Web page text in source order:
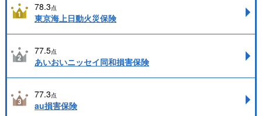
78.3点
東京海上日動火災保険
77.5点
あいおいニッセイ同和損害保険
77.3点
au損害保険